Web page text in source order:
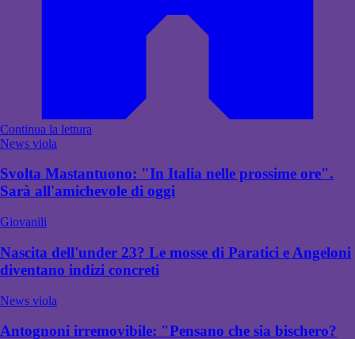
Continua la lettura
News viola
Svolta Mastantuono: "In Italia nelle prossime ore".
Sarà all'amichevole di oggi
Giovanili
Nascita dell'under 23? Le mosse di Paratici e Angeloni
diventano indizi concreti
News viola
Antognoni irremovibile: "Pensano che sia bischero?